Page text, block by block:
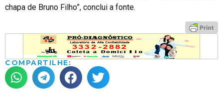
chapa de Bruno Filho”, conclui a fonte.
COMPARTILHE: